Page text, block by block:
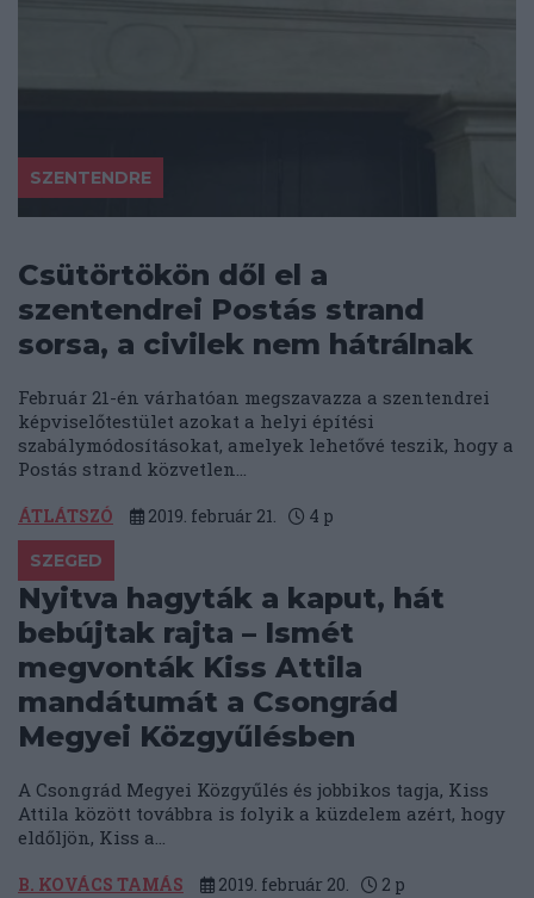
SZENTENDRE
Csütörtökön dől el a
szentendrei Postás strand
sorsa, a civilek nem hátrálnak
Február 21-én várhatóan megszavazza a szentendrei
képviselőtestület azokat a helyi építési
szabálymódosításokat, amelyek lehetővé teszik, hogy a
Postás strand közvetlen...
ÁTLÁTSZÓ 2019. február 21. 4 p
SZEGED
Nyitva hagyták a kaput, hát
bebújtak rajta – Ismét
megvonták Kiss Attila
mandátumát a Csongrád
Megyei Közgyűlésben
A Csongrád Megyei Közgyűlés és jobbikos tagja, Kiss
Attila között továbbra is folyik a küzdelem azért, hogy
eldőljön, Kiss a...
B. KOVÁCS TAMÁS 2019. február 20. 2 p